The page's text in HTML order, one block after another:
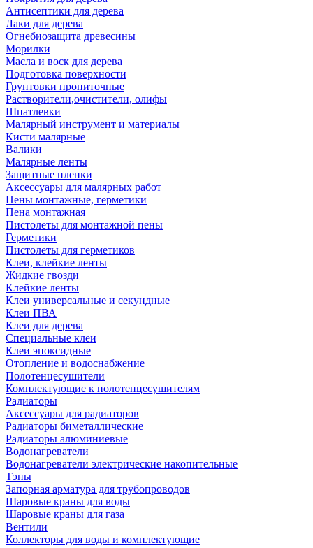
Антисептики для дерева
Лаки для дерева
Огнебиозащита древесины
Морилки
Масла и воск для дерева
Подготовка поверхности
Грунтовки пропиточные
Растворители,очистители, олифы
Шпатлевки
Малярный инструмент и материалы
Кисти малярные
Валики
Малярные ленты
Защитные пленки
Аксессуары для малярных работ
Пены монтажные, герметики
Пена монтажная
Пистолеты для монтажной пены
Герметики
Пистолеты для герметиков
Клеи, клейкие ленты
Жидкие гвозди
Клейкие ленты
Клеи универсальные и секундные
Клеи ПВА
Клеи для дерева
Специальные клеи
Клеи эпоксидные
Отопление и водоснабжение
Полотенцесушители
Комплектующие к полотенцесушителям
Радиаторы
Аксессуары для радиаторов
Радиаторы биметаллические
Радиаторы алюминиевые
Водонагреватели
Водонагреватели электрические накопительные
Тэны
Запорная арматура для трубопроводов
Шаровые краны для воды
Шаровые краны для газа
Вентили
Коллекторы для воды и комплектующие